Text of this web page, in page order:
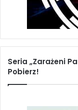
nowemu
wyścig z
niestety
dorosłych
Seria „Zarażeni
Pobierz!